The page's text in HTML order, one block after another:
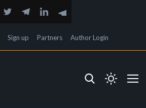
Sign up Partners Author Login